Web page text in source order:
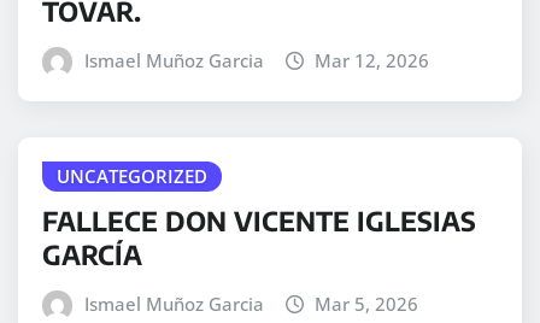
TOVAR.
Ismael Muñoz Garcia Mar 12, 2026
UNCATEGORIZED
FALLECE DON VICENTE IGLESIAS
GARCÍA
Ismael Muñoz Garcia Mar 5, 2026